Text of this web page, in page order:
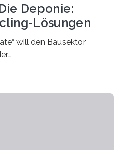
Deponie:
Lösungen
will den Bausektor
schwedischen